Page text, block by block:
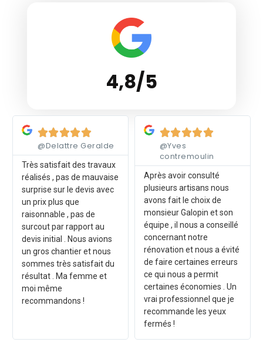
4,8/5

@Delattre Geralde
Très satisfait des travaux
réalisés , pas de mauvaise
surprise sur le devis avec
un prix plus que
raisonnable , pas de
surcout par rapport au
devis initial . Nous avions
un gros chantier et nous
sommes très satisfait du
résultat . Ma femme et
moi même
recommandons !

@Yves
contremoulin
Après avoir consulté
plusieurs artisans nous
avons fait le choix de
monsieur Galopin et son
équipe , il nous a conseillé
concernant notre
rénovation et nous a évité
de faire certaines erreurs
ce qui nous a permit
certaines économies . Un
vrai professionnel que je
recommande les yeux
fermés !